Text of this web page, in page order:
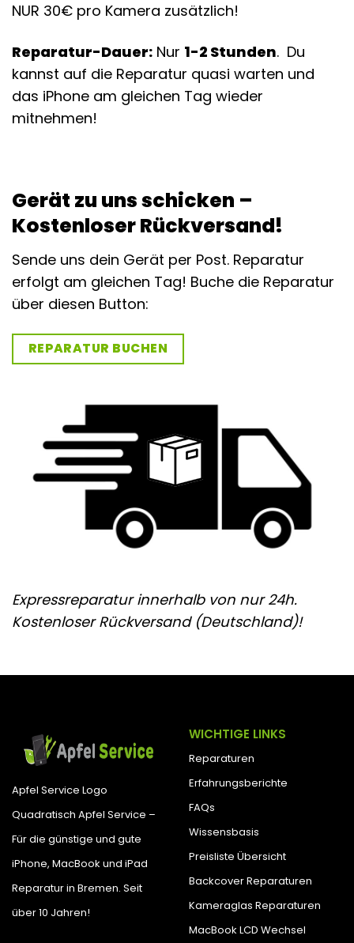
NUR 30€ pro Kamera zusätzlich!
Reparatur-Dauer: Nur 1-2 Stunden. Du
kannst auf die Reparatur quasi warten und
das iPhone am gleichen Tag wieder
mitnehmen!
Gerät zu uns schicken –
Kostenloser Rückversand!
Sende uns dein Gerät per Post. Reparatur
erfolgt am gleichen Tag! Buche die Reparatur
über diesen Button:
REPARATUR BUCHEN
Expressreparatur innerhalb von nur 24h.
Kostenloser Rückversand (Deutschland)!
Apfel Service Logo
Quadratisch Apfel Service –
Für die günstige und gute
iPhone, MacBook und iPad
Reparatur in Bremen. Seit
über 10 Jahren!
WICHTIGE LINKS
Reparaturen
Erfahrungsberichte
FAQs
Wissensbasis
Preisliste Übersicht
Backcover Reparaturen
Kameraglas Reparaturen
MacBook LCD Wechsel